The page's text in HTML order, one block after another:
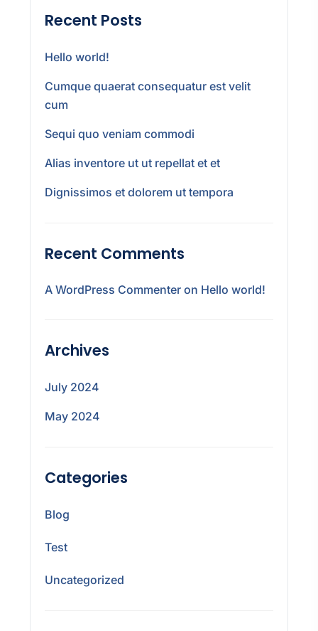
Recent Posts
Hello world!
Cumque quaerat consequatur est velit
cum
Sequi quo veniam commodi
Alias inventore ut ut repellat et et
Dignissimos et dolorem ut tempora
Recent Comments
A WordPress Commenter on Hello world!
Archives
July 2024
May 2024
Categories
Blog
Test
Uncategorized